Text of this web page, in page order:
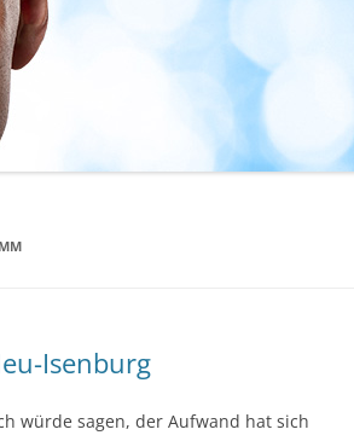
Isenburg
würde sagen, der Aufwand hat sich